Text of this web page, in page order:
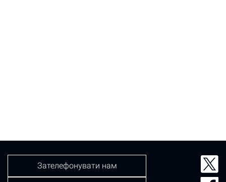
Зателефонувати нам